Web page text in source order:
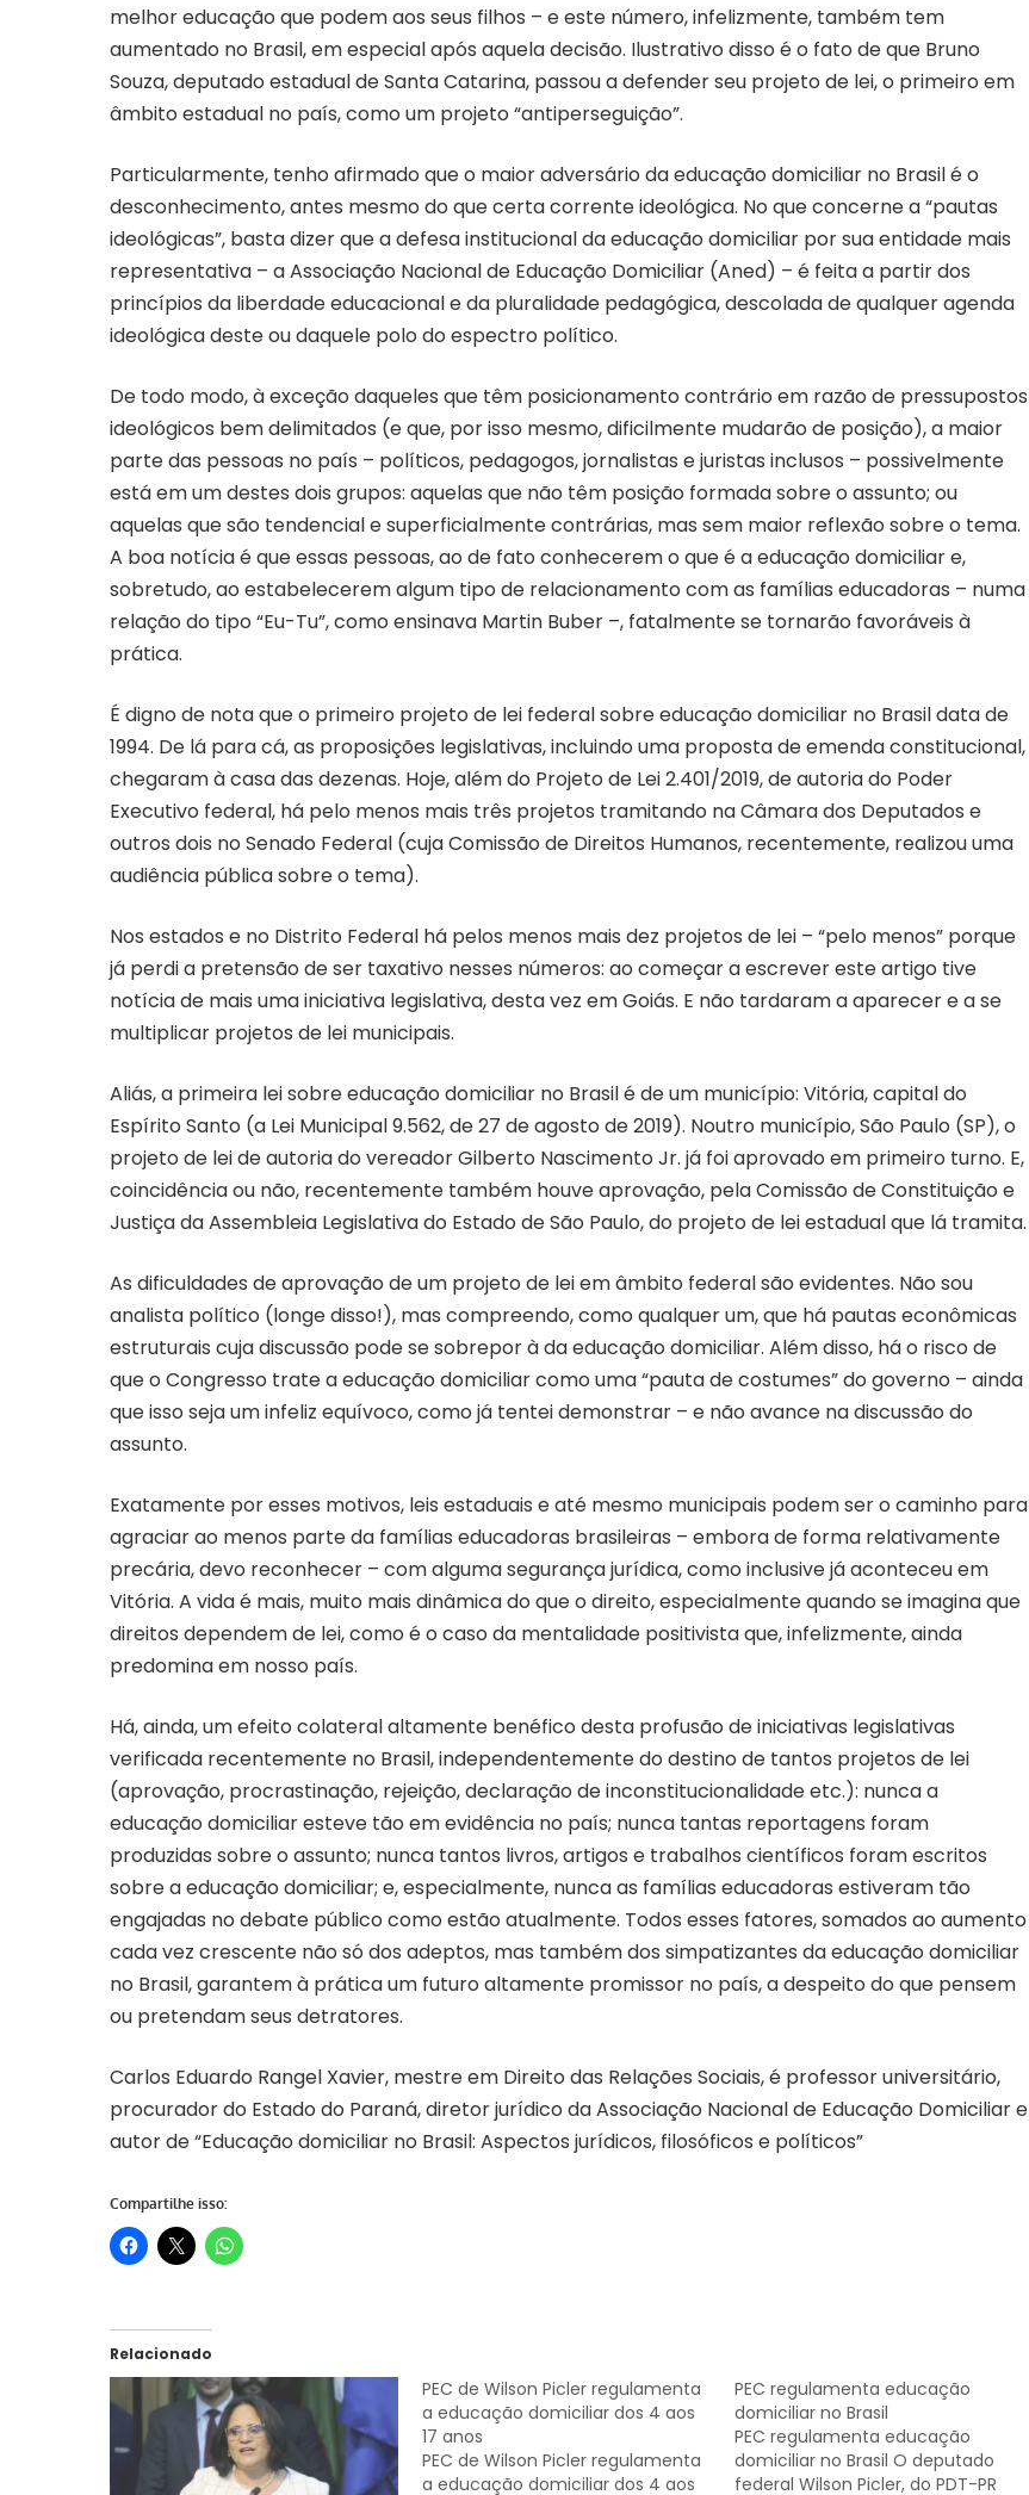
melhor educação que podem aos seus filhos – e este número, infelizmente, também tem
aumentado no Brasil, em especial após aquela decisão. Ilustrativo disso é o fato de que Bruno
Souza, deputado estadual de Santa Catarina, passou a defender seu projeto de lei, o primeiro em
âmbito estadual no país, como um projeto “antiperseguição”.
Particularmente, tenho afirmado que o maior adversário da educação domiciliar no Brasil é o
desconhecimento, antes mesmo do que certa corrente ideológica. No que concerne a “pautas
ideológicas”, basta dizer que a defesa institucional da educação domiciliar por sua entidade mais
representativa – a Associação Nacional de Educação Domiciliar (Aned) – é feita a partir dos
princípios da liberdade educacional e da pluralidade pedagógica, descolada de qualquer agenda
ideológica deste ou daquele polo do espectro político.
De todo modo, à exceção daqueles que têm posicionamento contrário em razão de pressupostos
ideológicos bem delimitados (e que, por isso mesmo, dificilmente mudarão de posição), a maior
parte das pessoas no país – políticos, pedagogos, jornalistas e juristas inclusos – possivelmente
está em um destes dois grupos: aquelas que não têm posição formada sobre o assunto; ou
aquelas que são tendencial e superficialmente contrárias, mas sem maior reflexão sobre o tema.
A boa notícia é que essas pessoas, ao de fato conhecerem o que é a educação domiciliar e,
sobretudo, ao estabelecerem algum tipo de relacionamento com as famílias educadoras – numa
relação do tipo “Eu-Tu”, como ensinava Martin Buber –, fatalmente se tornarão favoráveis à
prática.
É digno de nota que o primeiro projeto de lei federal sobre educação domiciliar no Brasil data de
1994. De lá para cá, as proposições legislativas, incluindo uma proposta de emenda constitucional,
chegaram à casa das dezenas. Hoje, além do Projeto de Lei 2.401/2019, de autoria do Poder
Executivo federal, há pelo menos mais três projetos tramitando na Câmara dos Deputados e
outros dois no Senado Federal (cuja Comissão de Direitos Humanos, recentemente, realizou uma
audiência pública sobre o tema).
Nos estados e no Distrito Federal há pelos menos mais dez projetos de lei – “pelo menos” porque
já perdi a pretensão de ser taxativo nesses números: ao começar a escrever este artigo tive
notícia de mais uma iniciativa legislativa, desta vez em Goiás. E não tardaram a aparecer e a se
multiplicar projetos de lei municipais.
Aliás, a primeira lei sobre educação domiciliar no Brasil é de um município: Vitória, capital do
Espírito Santo (a Lei Municipal 9.562, de 27 de agosto de 2019). Noutro município, São Paulo (SP), o
projeto de lei de autoria do vereador Gilberto Nascimento Jr. já foi aprovado em primeiro turno. E,
coincidência ou não, recentemente também houve aprovação, pela Comissão de Constituição e
Justiça da Assembleia Legislativa do Estado de São Paulo, do projeto de lei estadual que lá tramita.
As dificuldades de aprovação de um projeto de lei em âmbito federal são evidentes. Não sou
analista político (longe disso!), mas compreendo, como qualquer um, que há pautas econômicas
estruturais cuja discussão pode se sobrepor à da educação domiciliar. Além disso, há o risco de
que o Congresso trate a educação domiciliar como uma “pauta de costumes” do governo – ainda
que isso seja um infeliz equívoco, como já tentei demonstrar – e não avance na discussão do
assunto.
Exatamente por esses motivos, leis estaduais e até mesmo municipais podem ser o caminho para
agraciar ao menos parte da famílias educadoras brasileiras – embora de forma relativamente
precária, devo reconhecer – com alguma segurança jurídica, como inclusive já aconteceu em
Vitória. A vida é mais, muito mais dinâmica do que o direito, especialmente quando se imagina que
direitos dependem de lei, como é o caso da mentalidade positivista que, infelizmente, ainda
predomina em nosso país.
Há, ainda, um efeito colateral altamente benéfico desta profusão de iniciativas legislativas
verificada recentemente no Brasil, independentemente do destino de tantos projetos de lei
(aprovação, procrastinação, rejeição, declaração de inconstitucionalidade etc.): nunca a
educação domiciliar esteve tão em evidência no país; nunca tantas reportagens foram
produzidas sobre o assunto; nunca tantos livros, artigos e trabalhos científicos foram escritos
sobre a educação domiciliar; e, especialmente, nunca as famílias educadoras estiveram tão
engajadas no debate público como estão atualmente. Todos esses fatores, somados ao aumento
cada vez crescente não só dos adeptos, mas também dos simpatizantes da educação domiciliar
no Brasil, garantem à prática um futuro altamente promissor no país, a despeito do que pensem
ou pretendam seus detratores.
Carlos Eduardo Rangel Xavier, mestre em Direito das Relações Sociais, é professor universitário,
procurador do Estado do Paraná, diretor jurídico da Associação Nacional de Educação Domiciliar e
autor de “Educação domiciliar no Brasil: Aspectos jurídicos, filosóficos e políticos”
Compartilhe isso:
Relacionado
PEC de Wilson Picler regulamenta
a educação domiciliar dos 4 aos
17 anos
PEC de Wilson Picler regulamenta
a educação domiciliar dos 4 aos
PEC regulamenta educação
domiciliar no Brasil
PEC regulamenta educação
domiciliar no Brasil O deputado
federal Wilson Picler, do PDT-PR